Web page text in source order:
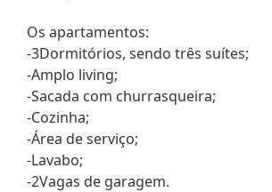
Os apartamentos:
-3Dormitórios, sendo três suítes;
-Amplo living;
-Sacada com churrasqueira;
-Cozinha;
-Área de serviço;
-Lavabo;
-2Vagas de garagem.